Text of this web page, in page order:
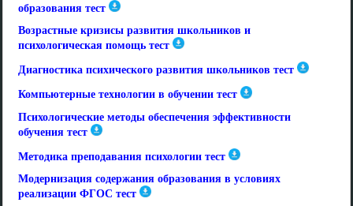
образования тест
Возрастные кризисы развития школьников и
психологическая помощь тест
Диагностика психического развития школьников тест
Компьютерные технологии в обучении тест
Психологические методы обеспечения эффективности
обучения тест
Методика преподавания психологии тест
Модернизация содержания образования в условиях
реализации ФГОС тест